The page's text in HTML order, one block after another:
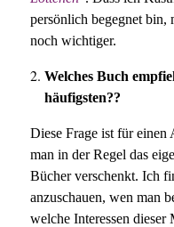
persönlich begegnet
noch wichtiger.
Welches Buch
häufigsten??
Diese Frage ist für
man in der Regel das
Bücher verschenkt. Ich
anzuschauen, wen man
welche Interessen